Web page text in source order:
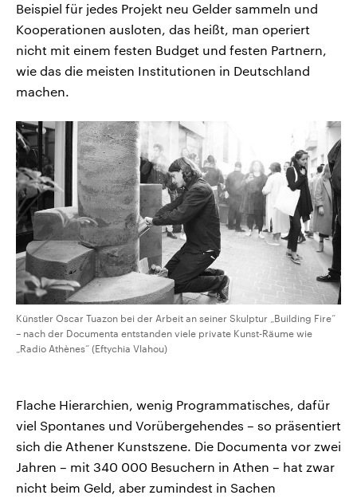
Beispiel für jedes Projekt neu Gelder sammeln und
Kooperationen ausloten, das heißt, man operiert
nicht mit einem festen Budget und festen Partnern,
wie das die meisten Institutionen in Deutschland
machen.
Künstler Oscar Tuazon bei der Arbeit an seiner Skulptur „Building Fire“
– nach der Documenta entstanden viele private Kunst-Räume wie
„Radio Athènes“ (Eftychia Vlahou)
Flache Hierarchien, wenig Programmatisches, dafür
viel Spontanes und Vorübergehendes – so präsentiert
sich die Athener Kunstszene. Die Documenta vor zwei
Jahren – mit 340 000 Besuchern in Athen – hat zwar
nicht beim Geld, aber zumindest in Sachen